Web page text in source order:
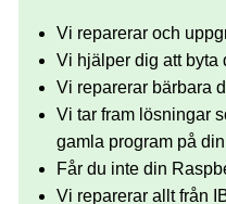
Vi reparerar och
Vi hjälper dig att byta
Vi reparerar bärbara
Vi tar fram lösningar
gamla program på
Får du inte din
Vi reparerar allt från